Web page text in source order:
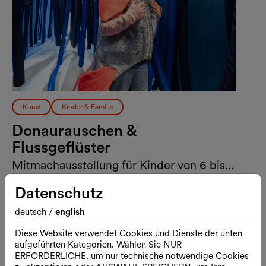
Kunst Kinder & Familie
Donaurauschen &
Flussgeflüster
Mitmachausstellung für Kinder von 6 bis
bis Juni 2027
ZOOM Kindermuseum
Datenschutz
deutsch / english
Diese Website verwendet Cookies und Dienste der unten
aufgeführten Kategorien. Wählen Sie NUR
ERFORDERLICHE, um nur technische notwendige Cookies